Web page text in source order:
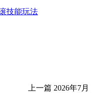
技能玩法
上一篇 2026年7月